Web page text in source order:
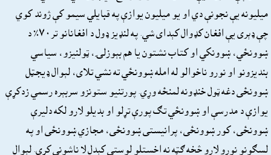
ميليونه يې نجونې دي او يو ميليون يوازې په قبايلي سيمو کې ژوند کوي
چې ډېرى يې افغان کډوال کېداى شي. په لنډيز ډول د افغانانو تر٧٠٪ د
ښوونځي، ښوونکي او کتاب نشتون يا هم بېوزلۍ، ټولنيزو، سياسي
بنديزونو او نورو ناخوالو له امله ښوونځي ته نشي تلاى، لېوال ډيجټل
ښوونځى دغه ټول خنډونه لمنځه وړي. پورتنيو ستونزو سربېره رسمي زدکړې
يوازې د مدرسې او ښوونځي تګ پورې تړلو او بديلو لارو لکه دليرې
ښوونځى، کور ښوونځى، پرانيستى ښوونځى، مجازي ښوونځى او په
لسګونو نورو لارو څخه ګټه نه اخستلو لوستي کېدل لا ناشوني کړي. لېوال